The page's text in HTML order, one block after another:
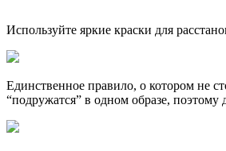
Используйте яркие краски для
Единственное правило, о котором не
“подружатся” в одном образе, поэтому